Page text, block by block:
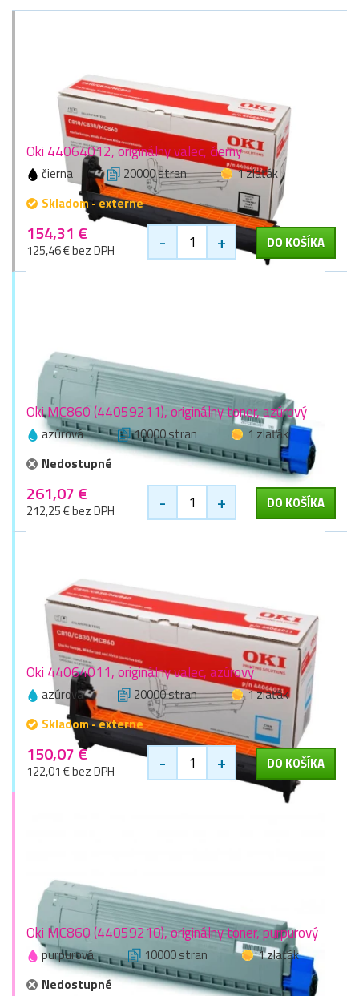
Oki 44064012, originálny valec, čierny
čierna 20000 stran
1 zlaťák
Skladom - externe
154,31 €
125,46 € bez DPH - + DO KOŠÍKA
Oki MC860 (44059211), originálny toner, azúrový
azúrová 10000 stran
1 zlaťák
Nedostupné
261,07 €
212,25 € bez DPH - + DO KOŠÍKA
Oki 44064011, originálny valec, azúrový
azúrová 20000 stran
1 zlaťák
Skladom - externe
150,07 €
122,01 € bez DPH - + DO KOŠÍKA
Oki MC860 (44059210), originálny toner, purpurový
purpurová 10000 stran
1 zlaťák
Nedostupné